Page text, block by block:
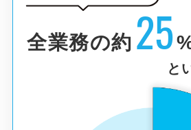
全業務の約 25
と